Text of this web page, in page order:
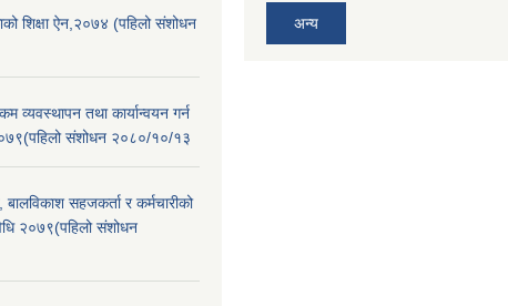
शिक्षा ऐन,२०७४ (पहिलो संशोधन
व्यवस्थापन तथा कार्यान्वयन गर्न
संशोधन २०८०/१०/१३
बालविकाश सहजकर्ता र कर्मचारीको
२०७९(पहिलो संशोधन
अन्य